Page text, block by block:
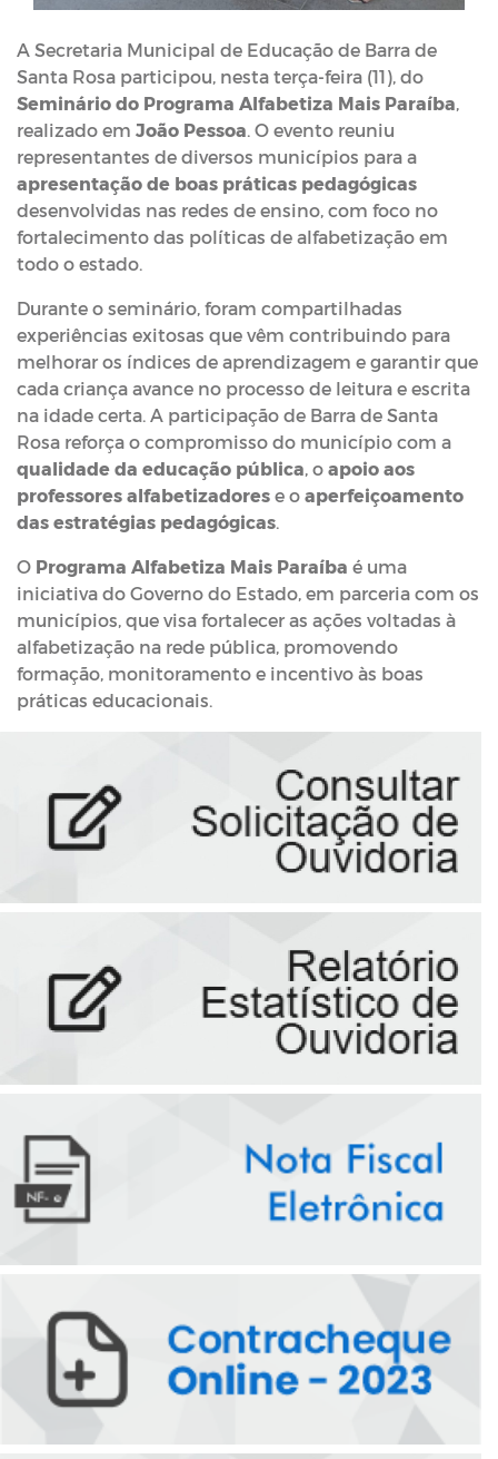
A Secretaria Municipal de Educação de Barra de
Santa Rosa participou, nesta terça-feira (11), do
Seminário do Programa Alfabetiza Mais Paraíba,
realizado em João Pessoa. O evento reuniu
representantes de diversos municípios para a
apresentação de boas práticas pedagógicas
desenvolvidas nas redes de ensino, com foco no
fortalecimento das políticas de alfabetização em
todo o estado.
Durante o seminário, foram compartilhadas
experiências exitosas que vêm contribuindo para
melhorar os índices de aprendizagem e garantir que
cada criança avance no processo de leitura e escrita
na idade certa. A participação de Barra de Santa
Rosa reforça o compromisso do município com a
qualidade da educação pública, o apoio aos
professores alfabetizadores e o aperfeiçoamento
das estratégias pedagógicas.
O Programa Alfabetiza Mais Paraíba é uma
iniciativa do Governo do Estado, em parceria com os
municípios, que visa fortalecer as ações voltadas à
alfabetização na rede pública, promovendo
formação, monitoramento e incentivo às boas
práticas educacionais.